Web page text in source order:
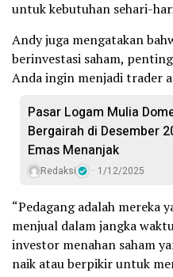
untuk kebutuhan sehari-
Andy juga mengatakan
berinvestasi saham,
Anda ingin menjadi trader
Pasar Logam Mulia
Bergairah di Desember
Emas Menanjak
Redaksi 1/12/2025
“Pedagang adalah mereka
menjual dalam jangka
investor menahan saham
naik atau berpikir untuk